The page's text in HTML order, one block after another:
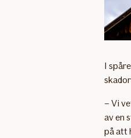
I
– Vi
av en
på att